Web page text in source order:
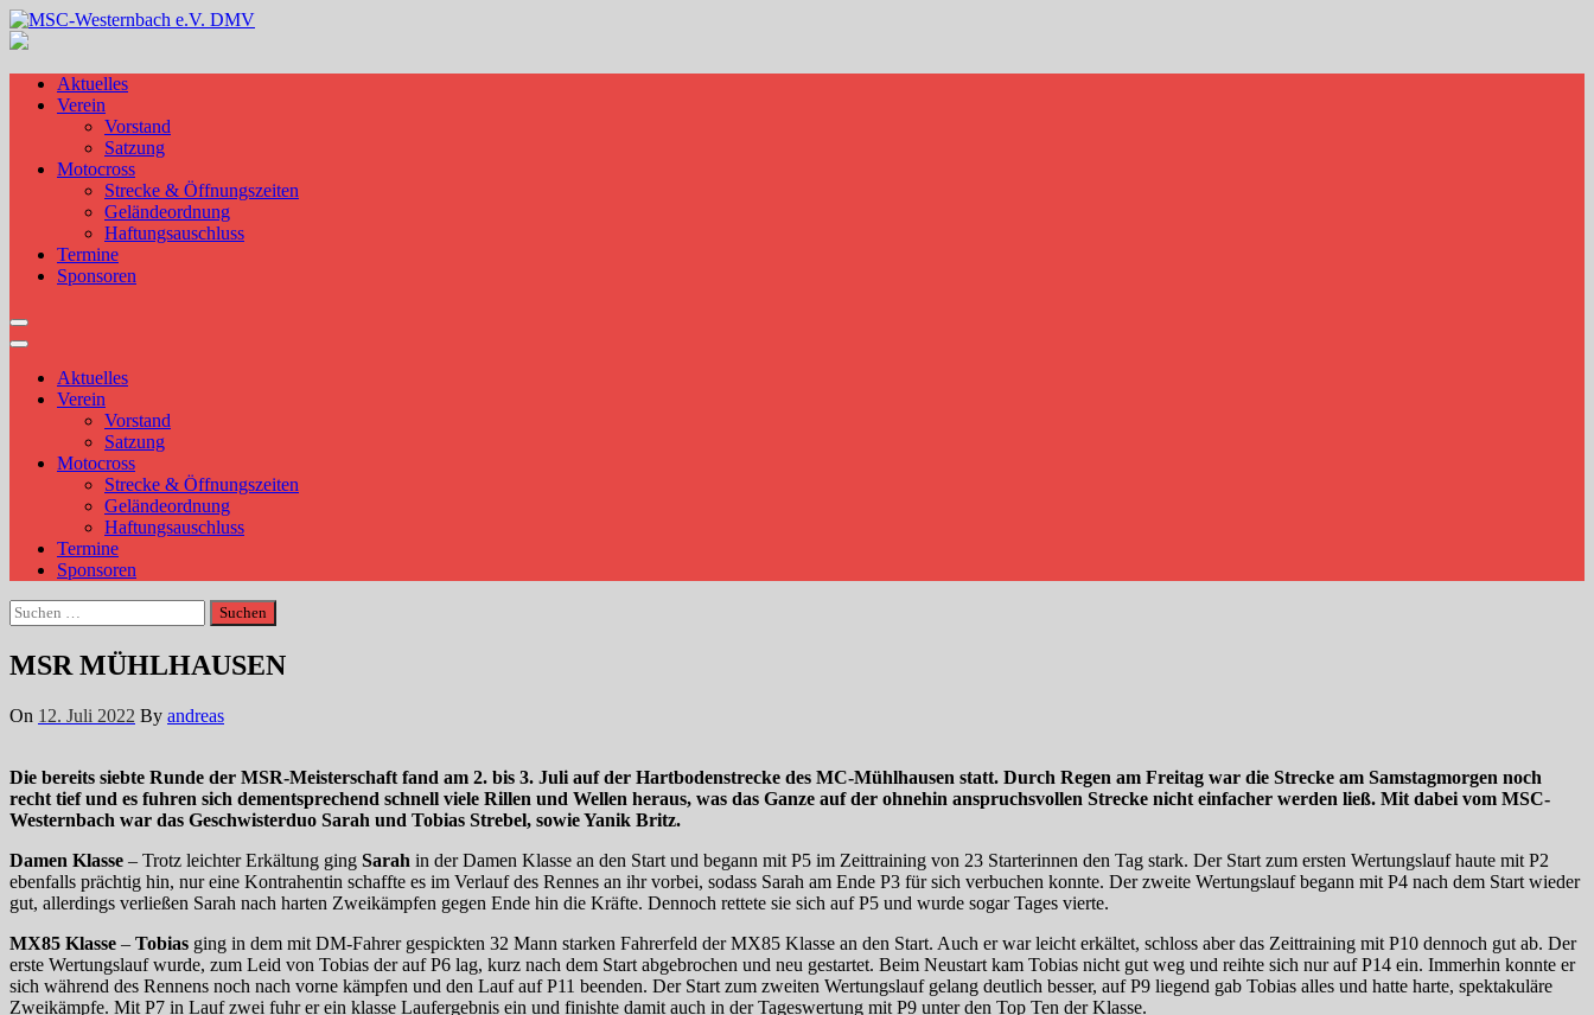
Skip
to
Aktuelles
Verein
Vorstand
Satzung
Motocross
Strecke & Öffnungszeiten
Geländeordnung
Haftungsauschluss
Termine
Sponsoren
Aktuelles
Verein
Vorstand
Satzung
Motocross
Strecke & Öffnungszeiten
Geländeordnung
Haftungsauschluss
Termine
Sponsoren
Suchen
nach:
MSR MÜHLHAUSEN
On 12. Juli 2022 By andreas
Die bereits siebte Runde der MSR-Meisterschaft fand am 2. bis 3. Juli auf der Hartbodenstrecke des MC-Mühlhausen statt. Durch Regen am Freitag war die Strecke am Samstagmorgen noch
recht tief und es fuhren sich dementsprechend schnell viele Rillen und Wellen heraus, was das Ganze auf der ohnehin anspruchsvollen Strecke nicht einfacher werden ließ. Mit dabei vom MSC-
Westernbach war das Geschwisterduo Sarah und Tobias Strebel, sowie Yanik Britz.
Damen Klasse – Trotz leichter Erkältung ging Sarah in der Damen Klasse an den Start und begann mit P5 im Zeittraining von 23 Starterinnen den Tag stark. Der Start zum ersten Wertungslauf haute mit P2
ebenfalls prächtig hin, nur eine Kontrahentin schaffte es im Verlauf des Rennes an ihr vorbei, sodass Sarah am Ende P3 für sich verbuchen konnte. Der zweite Wertungslauf begann mit P4 nach dem Start wieder
gut, allerdings verließen Sarah nach harten Zweikämpfen gegen Ende hin die Kräfte. Dennoch rettete sie sich auf P5 und wurde sogar Tages vierte.
MX85 Klasse – Tobias ging in dem mit DM-Fahrer gespickten 32 Mann starken Fahrerfeld der MX85 Klasse an den Start. Auch er war leicht erkältet, schloss aber das Zeittraining mit P10 dennoch gut ab. Der
erste Wertungslauf wurde, zum Leid von Tobias der auf P6 lag, kurz nach dem Start abgebrochen und neu gestartet. Beim Neustart kam Tobias nicht gut weg und reihte sich nur auf P14 ein. Immerhin konnte er
sich während des Rennens noch nach vorne kämpfen und den Lauf auf P11 beenden. Der Start zum zweiten Wertungslauf gelang deutlich besser, auf P9 liegend gab Tobias alles und hatte harte, spektakuläre
Zweikämpfe. Mit P7 in Lauf zwei fuhr er ein klasse Laufergebnis ein und finishte damit auch in der Tageswertung mit P9 unter den Top Ten der Klasse.